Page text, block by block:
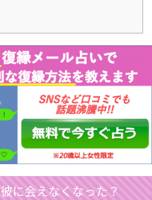
に会えなくなった？